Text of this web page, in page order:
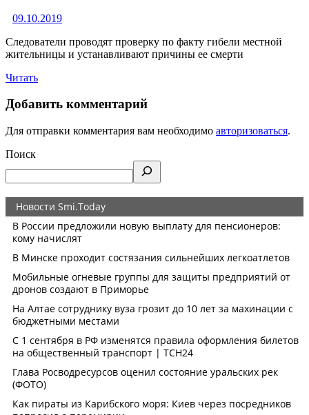
09.10.2019
Следователи проводят проверку по факту гибели местной
жительницы и устанавливают причины ее смерти
Читать
Добавить комментарий
Для отправки комментария вам необходимо авторизоваться.
Поиск